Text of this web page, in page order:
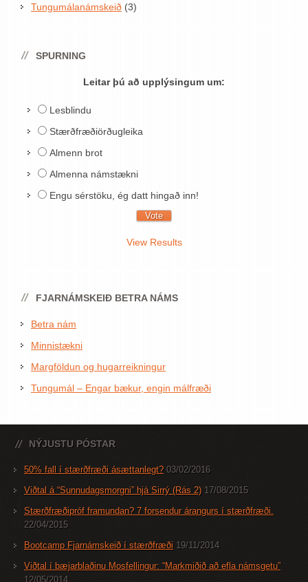
Tungumálanámskeið (3)
SPURNING
Leitar þú að upplýsingum um:
Lesblindu
Stærðfræðiörðugleika
Almenn brot
Almenna námstækni
Engu sérstöku, ég datt hingað inn!
View Results
FJARNÁMSKEIÐ BETRA NÁMS
Betra nám
Minnistækni
Margföldun og hugarreikningur
Tungumál – Engar bækur, engin málfræði
NÝJUSTU PÓSTAR
50% fall í stærðfræði ásættanlegt? 03/02/2016
Viðtal á “Sunnudagsmorgni” hjá Sirrý (Rás 2) 17/08/2015
Stærðfræðipróf framundan? 7 forsendur árangurs í stærðfræði.
22/04/2015
Bootcamp Fjarnámskeið í stærðfræði 19/11/2014
Viðtal í bæjarblaðinu Mosfellingur: “Markmiðið að efla námsgetu”
12/05/2014